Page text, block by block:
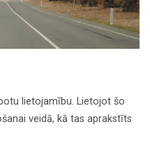
lietojamību. Lietojot šo
veidā, kā tas aprakstīts